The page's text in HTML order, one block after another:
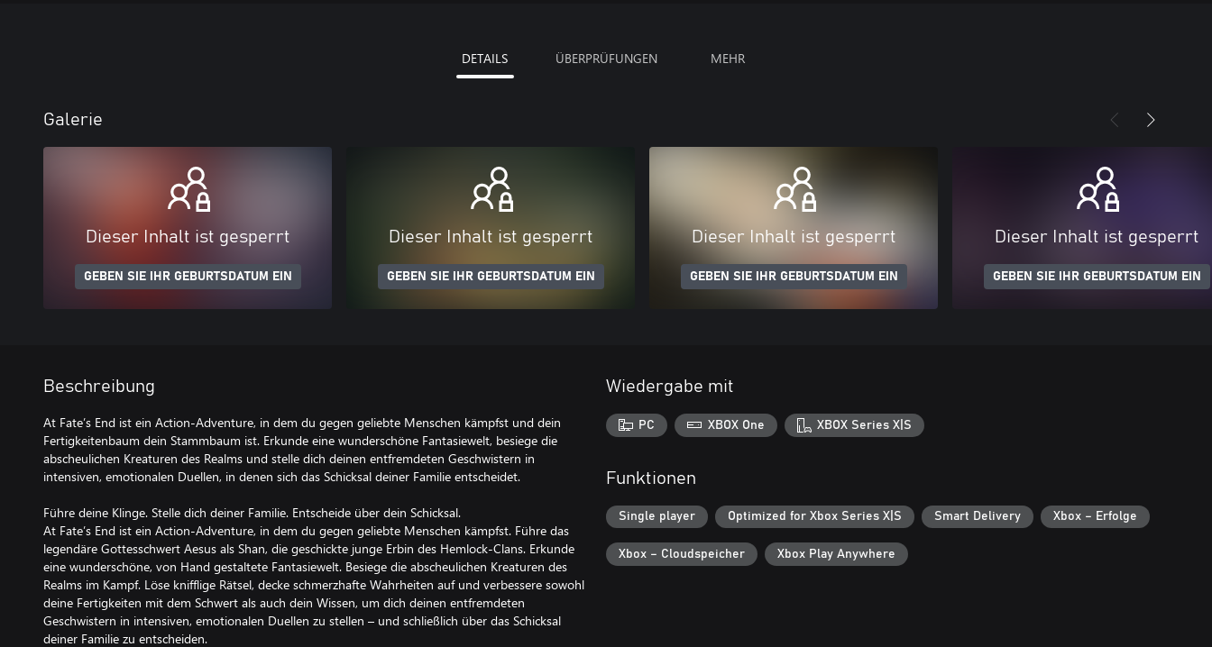
DETAILS ÜBERPRÜFUNGEN MEHR
Galerie
Dieser Inhalt ist gesperrt
GEBEN SIE IHR GEBURTSDATUM EIN
Dieser Inhalt ist gesperrt
GEBEN SIE IHR GEBURTSDATUM EIN
Dieser Inhalt ist gesperrt
GEBEN SIE IHR GEBURTSDATUM EIN
Dieser Inhalt ist gesperrt
GEBEN SIE IHR GEBURTSDATUM EIN
Beschreibung
At Fate’s End ist ein Action-Adventure, in dem du gegen geliebte Menschen kämpfst und dein
Fertigkeitenbaum dein Stammbaum ist. Erkunde eine wunderschöne Fantasiewelt, besiege die
abscheulichen Kreaturen des Realms und stelle dich deinen entfremdeten Geschwistern in
intensiven, emotionalen Duellen, in denen sich das Schicksal deiner Familie entscheidet.
Führe deine Klinge. Stelle dich deiner Familie. Entscheide über dein Schicksal.
At Fate’s End ist ein Action-Adventure, in dem du gegen geliebte Menschen kämpfst. Führe das
legendäre Gottesschwert Aesus als Shan, die geschickte junge Erbin des Hemlock-Clans. Erkunde
eine wunderschöne, von Hand gestaltete Fantasiewelt. Besiege die abscheulichen Kreaturen des
Realms im Kampf. Löse knifflige Rätsel, decke schmerzhafte Wahrheiten auf und verbessere sowohl
deine Fertigkeiten mit dem Schwert als auch dein Wissen, um dich deinen entfremdeten
Geschwistern in intensiven, emotionalen Duellen zu stellen – und schließlich über das Schicksal
deiner Familie zu entscheiden.
Wiedergabe mit
PC XBOX One XBOX Series X|S
Funktionen
Single player Optimized for Xbox Series X|S Smart Delivery Xbox – Erfolge
Xbox – Cloudspeicher Xbox Play Anywhere